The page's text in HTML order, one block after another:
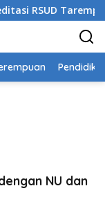
Bupati
NU dan